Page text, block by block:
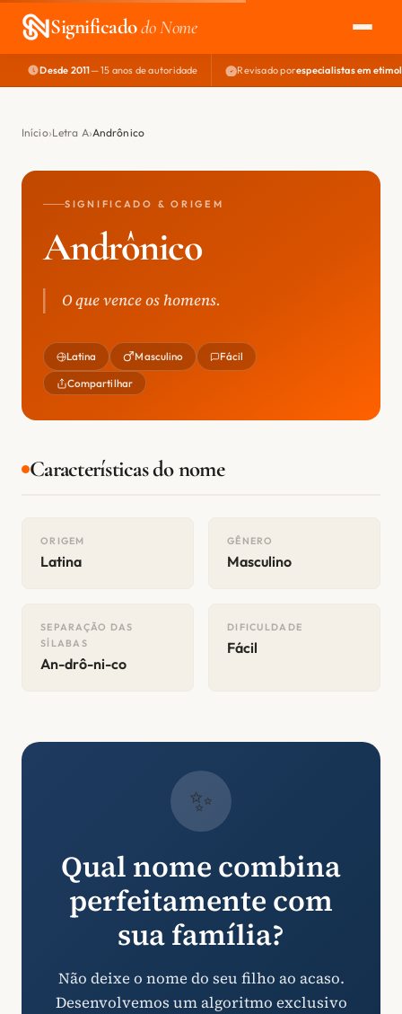
Significadodo Nome
EXPLORAR
NOME PERFEITO
Desde 2011— 15 anos de autoridade Revisado porespecialistas em
Início Letra A Andrônico
SIGNIFICADO & ORIGEM
Andrônico
O que vence os homens.
Latina Masculino Fácil
Compartilhar
Características do nome
ORIGEM
Latina
GÊNERO
Masculino
SEPARAÇÃO DAS
SÍLABAS
An-drô-ni-co
DIFICULDADE
Fácil
✨
Qual nome combina
perfeitamente com
sua família?
Não deixe o nome do seu filho ao acaso.
Desenvolvemos um algoritmo exclusivo